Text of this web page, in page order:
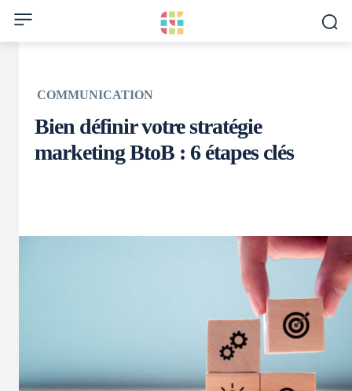
COMMUNICATION
Bien définir votre stratégie
marketing BtoB : 6 étapes clés